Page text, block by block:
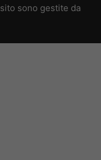
sono gestite da